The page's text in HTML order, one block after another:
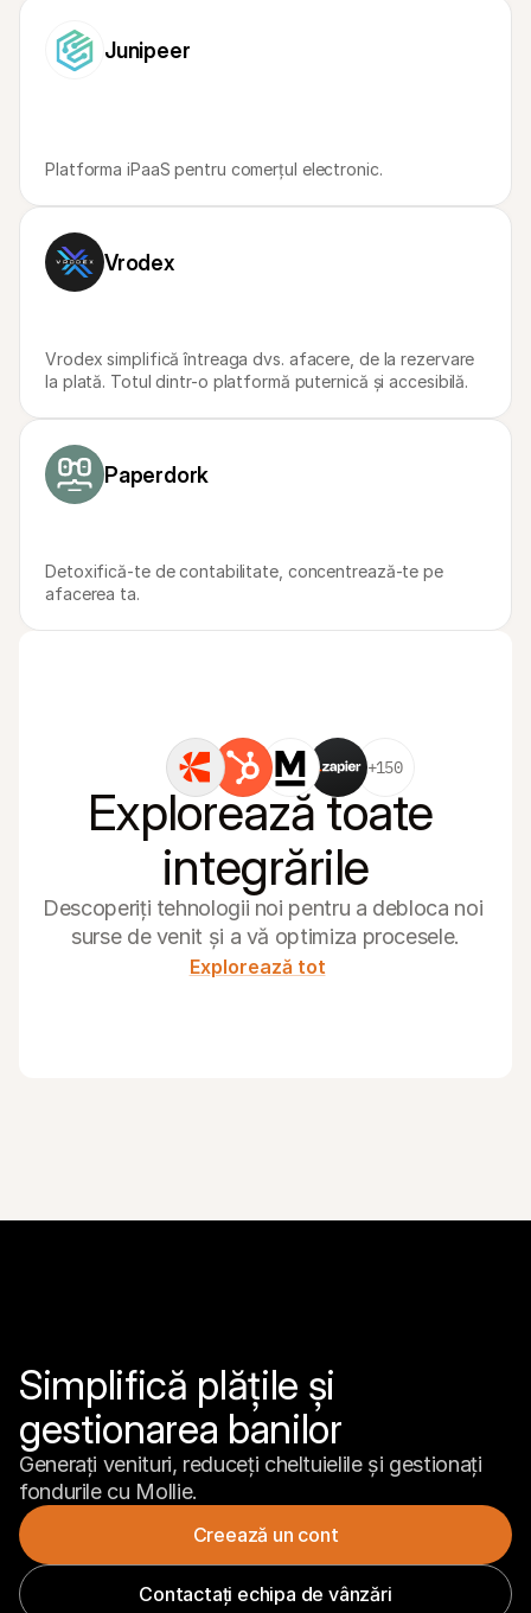
Junipeer
Platforma iPaaS pentru comerțul electronic.
Vrodex
Vrodex simplifică întreaga dvs. afacere, de la rezervare
la plată. Totul dintr-o platformă puternică și accesibilă.
Paperdork
Detoxifică-te de contabilitate, concentrează-te pe
afacerea ta.
+150
Explorează toate
integrările
Descoperiți tehnologii noi pentru a debloca noi
surse de venit și a vă optimiza procesele.
Explorează tot
Simplifică plățile și
gestionarea banilor
Generați venituri, reduceți cheltuielile și gestionați
fondurile cu Mollie.
Creează un cont
Contactați echipa de vânzări
Aflați de ce Mollie apare pe extrasul dvs. bancar
Pentru clienții Mollie
Contactați echipa noastră de suport pentru clienți